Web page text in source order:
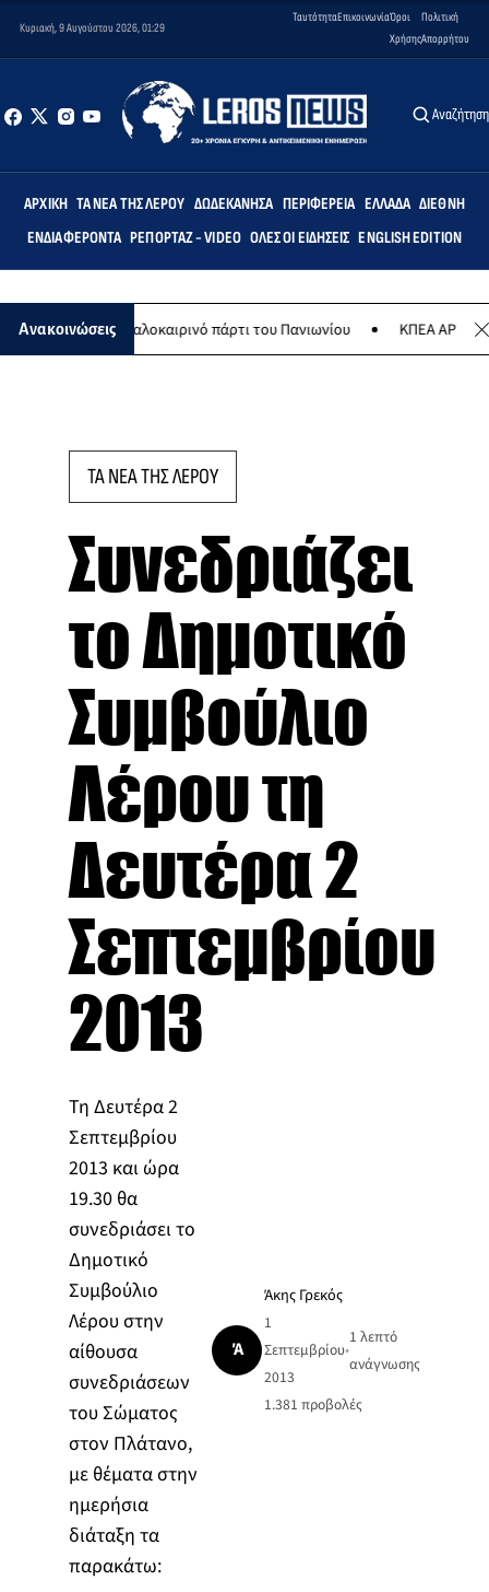
Κυριακή, 9 Αυγούστου 2026, 01:29
ΤαυτότηταΕπικοινωνίαΌροι
Χρήσης
Πολιτική
Απορρήτου
Αναζήτηση
ΑΡΧΙΚΉ ΤΑ ΝΈΑ ΤΗΣ ΛΈΡΟΥ ΔΩΔΕΚΆΝΗΣΑ ΠΕΡΙΦΈΡΕΙΑ ΕΛΛΆΔΑ ΔΙΕΘΝΉ
ΕΝΔΙΑΦΈΡΟΝΤΑ ΡΕΠΟΡΤΆΖ - VIDEO ΌΛΕΣ ΟΙ ΕΙΔΉΣΕΙΣ ENGLISH EDITION
Ανακοινώσειςτο καλοκαιρινό πάρτι του Πανιωνίου ΚΠΕΑ ΑΡΤΕΜΙΣ:
ΤΑ ΝΕΑ ΤΗΣ ΛΕΡΟΥ
Συνεδριάζει
το Δημοτικό
Συμβούλιο
Λέρου τη
Δευτέρα 2
Σεπτεμβρίου
2013
Τη Δευτέρα 2
Σεπτεμβρίου
2013 και ώρα
19.30 θα
συνεδριάσει το
Δημοτικό
Συμβούλιο
Λέρου στην
αίθουσα
συνεδριάσεων
του Σώματος
στον Πλάτανο,
με θέματα στην
ημερήσια
διάταξη τα
παρακάτω:
Ά
Άκης Γρεκός
1
Σεπτεμβρίου
2013
•
1 λεπτό
ανάγνωσης
1.381 προβολές